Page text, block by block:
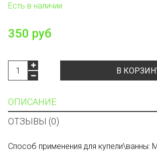
Есть в наличии
350 руб
В
ОПИСАНИЕ
ОТЗЫВЫ (0)
Способ применения для купели\ванны: